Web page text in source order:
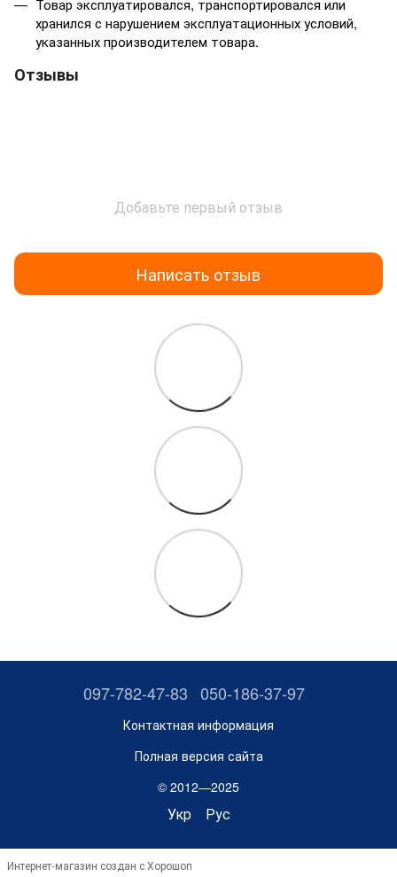
Товар эксплуатировался, транспортировался или
хранился с нарушением эксплуатационных условий,
указанных производителем товара.
Отзывы
Добавьте первый отзыв
Написать отзыв
097-782-47-83 050-186-37-97
Контактная информация
Полная версия сайта
© 2012—2025
Укр Рус
Интернет-магазин создан с Хорошоп